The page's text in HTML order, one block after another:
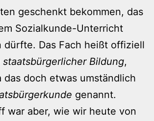
geschenkt bekommen, das
Sozialkunde-Unterricht
dürfte. Das Fach heißt offiziell
staatsbürgerlicher Bildung,
das doch etwas umständlich
genannt.
war aber, wie wir heute von